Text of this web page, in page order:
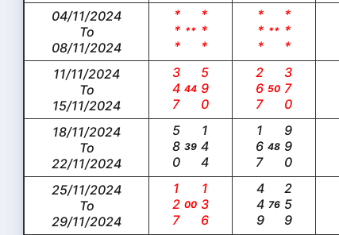
04/11/2024
To
08/11/2024
*** ** *** *** ** ***
11/11/2024
To
15/11/2024
347 44 590 267 50 370
18/11/2024
To
22/11/2024
580 39 144 167 48 990
25/11/2024
To
29/11/2024
127 00 136 449 76259